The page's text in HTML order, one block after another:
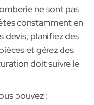
ne sont pas
constamment en
devis, planifiez des
et gérez des
doit suivre le
pouvez :